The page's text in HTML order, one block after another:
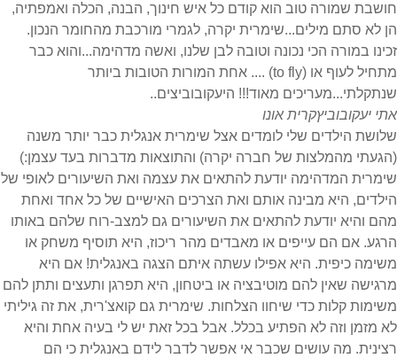
חושבת שמורה טוב הוא קודם כל איש חינוך, הבנה, הכלה ואמפתיה,
הן לא סתם מילים...שימרית יקרה, לגמרי מורכבת מהחומר הנכון.
זכינו במורה הכי נכונה וטובה לבן שלנו, ואשה מדהימה...והוא כבר
מתחיל לעוף או (to fly) .... אחת המורות הטובות ביותר
שנתקלתי...מעריכים מאוד!!! היעקובוביצים..
אתי יעקובוביץקרית אונו
שלושת הילדים שלי לומדים אצל שימרית אנגלית כבר יותר משנה
(הגעתי מהמלצות של חברה יקרה) והתוצאות מדברות בעד עצמן:)
שימרית המדהימה יודעת להתאים את עצמה ואת השיעורים לאופי של
הילדים, היא מבינה אותם ואת הצרכים האישיים של כל אחד ואחת
מהם והיא יודעת להתאים את השיעורים גם למצב-רוח שלהם באותו
הרגע. אם הם עייפים או מאבדים מהר ריכוז, היא תוסיף משחק או
משימה כיפית. היא אפילו עשתה איתם הצגה באנגלית! אם היא
מרגישה שאין להם מוטיבציה או ביטחון, היא תפרגן ותעצים ותתן להם
משימות קלות כדי שיחוו הצלחות. שימרית גם קואצ'רית, את זה גיליתי
לא מזמן וזה לא הפתיע בכלל. אבל בכל זאת יש לי בעיה אחת והיא
רצינית. מה עושים שכבר אי אפשר לדבר לידם באנגלית כי הם